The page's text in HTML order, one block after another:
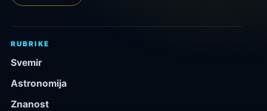
RUBRIKE
Svemir
Astronomija
Znanost